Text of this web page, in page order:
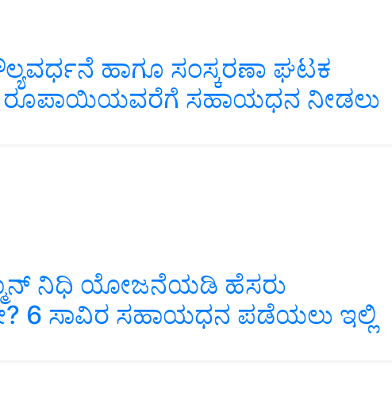
ಹಾಗೂ ಸಂಸ್ಕರಣಾ ಘಟಕ
ರೂಪಾಯಿಯವರೆಗೆ ಸಹಾಯಧನ ನೀಡಲು
ನಿಧಿ ಯೋಜನೆಯಡಿ ಹೆಸರು
6 ಸಾವಿರ ಸಹಾಯಧನ ಪಡೆಯಲು ಇಲ್ಲಿ